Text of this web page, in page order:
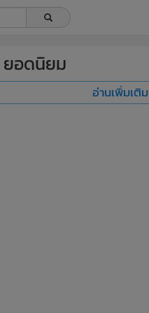
ยอดนิยม
อ่านเพิ่มเติม